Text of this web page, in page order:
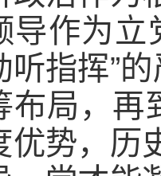
导作为立
听指挥”
布局，再
优势，历